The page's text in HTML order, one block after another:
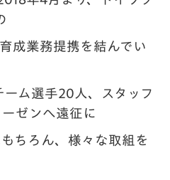
成業務提携を結んでい
ム選手20人、スタッフ
ゼンへ遠征に
ちろん、様々な取組を